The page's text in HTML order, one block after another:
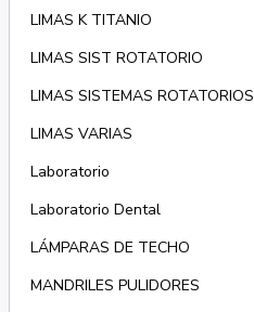
LIMAS K TITANIO
LIMAS SIST ROTATORIO
LIMAS SISTEMAS ROTATORIOS
LIMAS VARIAS
Laboratorio
Laboratorio Dental
LÁMPARAS DE TECHO
MANDRILES PULIDORES